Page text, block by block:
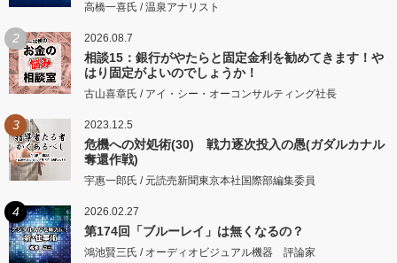
高橋一喜氏 / 温泉アナリスト
2 2026.08.7
相談15：銀行がやたらと固定金利を勧めてきます！や
はり固定がよいのでしょうか！
古山喜章氏 / アイ・シー・オーコンサルティング社長
3 2023.12.5
危機への対処術(30) 戦力逐次投入の愚(ガダルカナル
奪還作戦)
宇惠一郎氏 / 元読売新聞東京本社国際部編集委員
4 2026.02.27
第174回「ブルーレイ」は無くなるの？
鴻池賢三氏 / オーディオビジュアル機器 評論家